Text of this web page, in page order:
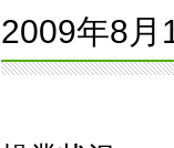
2009年8月